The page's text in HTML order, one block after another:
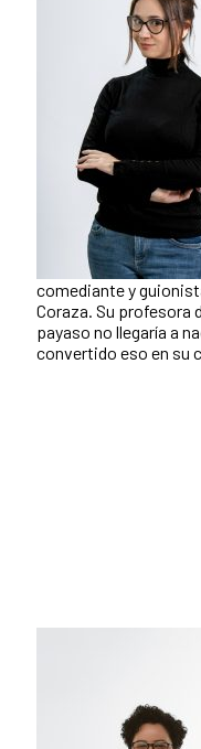
comediante y
Coraza. Su profesora
payaso no llegaría a
convertido eso en su